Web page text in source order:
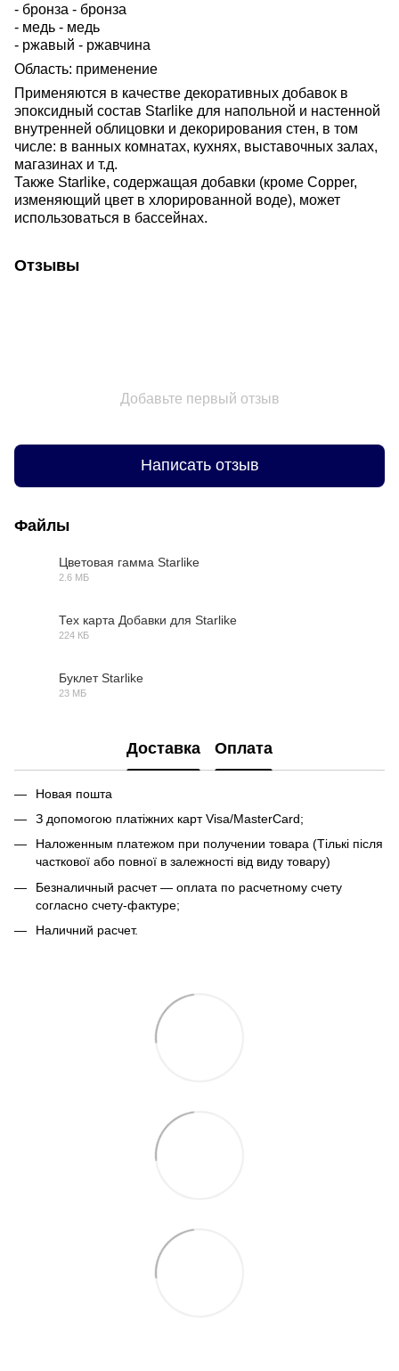
- бронза - бронза
- медь - медь
- ржавый - ржавчина
Область: применение
Применяются в качестве декоративных добавок в
эпоксидный состав Starlike для напольной и настенной
внутренней облицовки и декорирования стен, в том
числе: в ванных комнатах, кухнях, выставочных залах,
магазинах и т.д.
Также Starlike, содержащая добавки (кроме Copper,
изменяющий цвет в хлорированной воде), может
использоваться в бассейнах.
Отзывы
Добавьте первый отзыв
Написать отзыв
Файлы
Цветовая гамма Starlike
2.6 МБ
Тех карта Добавки для Starlike
224 КБ
Буклет Starlike
23 МБ
Доставка Оплата
Новая пошта
З допомогою платіжних карт Visa/MasterCard;
Наложенным платежом при получении товара (Тількі після
часткової або повної в залежності від виду товару)
Безналичный расчет — оплата по расчетному счету
согласно счету-фактуре;
Наличний расчет.